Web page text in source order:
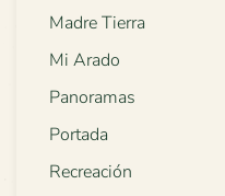
Madre Tierra
Mi Arado
Panoramas
Portada
Recreación